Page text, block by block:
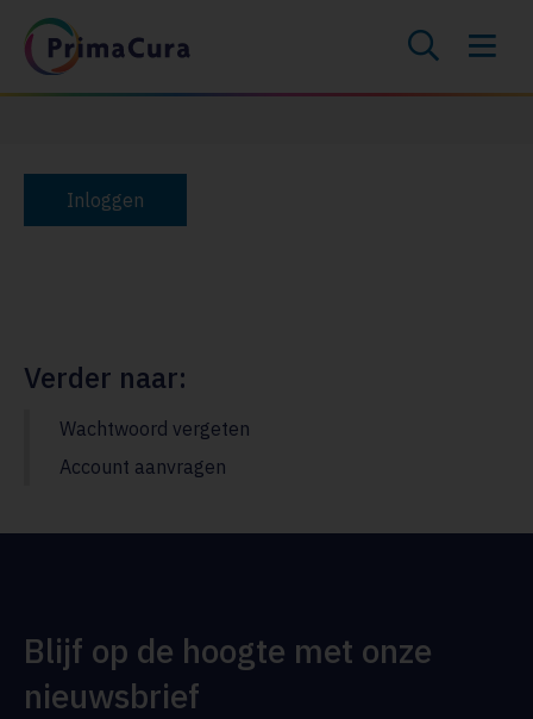
Inloggen
Verder naar:
Wachtwoord vergeten
Account aanvragen
Blijf op de hoogte met onze
nieuwsbrief